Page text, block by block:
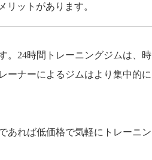
リットがあります。
。24時間トレーニングジムは、時
ーナーによるジムはより集中的に
あれば低価格で気軽にトレーニン